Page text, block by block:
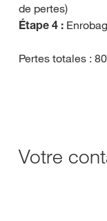
de pertes)
Étape 4 :
Pertes totales :
Votre